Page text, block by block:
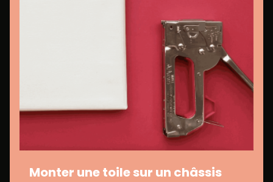
Monter une toile sur un châssis